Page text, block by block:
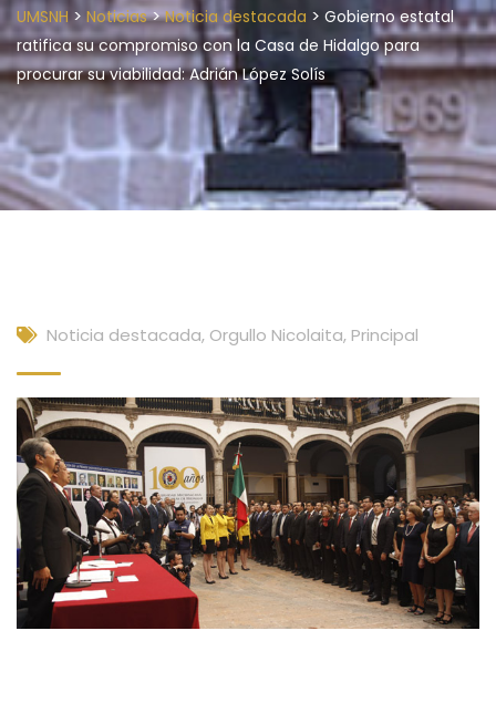
UMSNH > Noticias>Noticia destacada > Gobierno estatal
ratifica su compromiso con la Casa de Hidalgo para
procurar su viabilidad: Adrián López Solís
Noticia destacada, Orgullo Nicolaita, Principal